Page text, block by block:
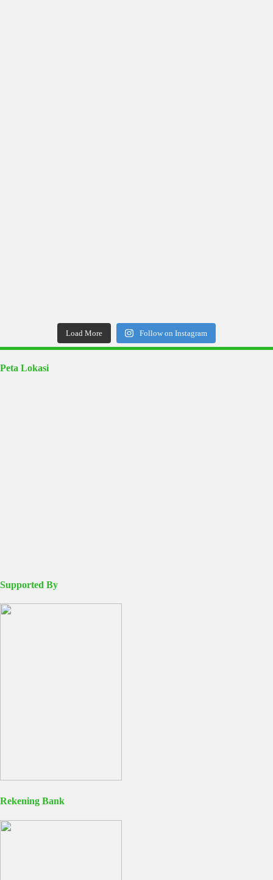
Load More Follow on Instagram
Peta Lokasi
Supported By
Rekening Bank